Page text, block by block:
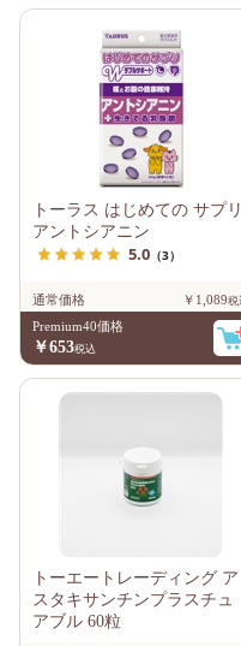
トーラス はじめての サプリ
アントシアニン
5.0 （3）
通常価格
￥1,089
Premium40価格
￥653
トーエートレーディング ア
スタキサンチンプラスチュ
アブル 60粒